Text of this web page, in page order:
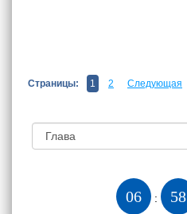
Страницы: 1 2 Следующая
06 : 58